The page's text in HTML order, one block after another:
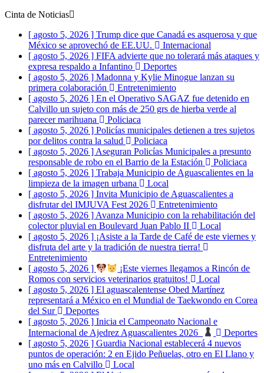
Cinta de Noticias
[ agosto 5, 2026 ] Trump dice que Canadá es asquerosa y que
México se aprovechó de EE.UU.
Internacional
[ agosto 5, 2026 ]FIFA advierte que no tolerará más ataques y
expresa respaldo a Infantino Deportes
[ agosto 5, 2026 ]Madonna y Kylie Minogue lanzan su
primera colaboración Entretenimiento
[ agosto 5, 2026 ]En el Operativo SAGAZ fue detenido en
Calvillo un sujeto con más de 250 grs de hierba verde al
parecer marihuana Policiaca
[ agosto 5, 2026 ]Policías municipales detienen a tres sujetos
por delitos contra la salud Policiaca
[ agosto 5, 2026 ]Aseguran Policías Municipales a presunto
responsable de robo en el Barrio de la Estación
[ agosto 5, 2026 ]Trabaja Municipio de Aguascalientes en la
limpieza de la imagen urbana Local
[ agosto 5, 2026 ]Invita Municipio de Aguascalientes a
disfrutar del IMJUVA Fest 2026 Entretenimiento
[ agosto 5, 2026 ]Avanza Municipio con la rehabilitación del
colector pluvial en Boulevard Juan Pablo II Local
[ agosto 5, 2026 ]¡Asiste a la Tarde de Café de este viernes y
disfruta del arte y la tradición de nuestra tierra!
Entretenimiento
[ agosto 5, 2026 ]
¡Este viernes llegamos a Rincón de
Romos con servicios veterinarios gratuitos!
[ agosto 5, 2026 ]El aguascalentense Obed Martínez
representará a México en el Mundial de Taekwondo en Corea
del Sur Deportes
[ agosto 5, 2026 ]Inicia el Campeonato Nacional e
Internacional de Ajedrez Aguascalientes 2026
[ agosto 5, 2026 ]Guardia Nacional establecerá 4 nuevos
puntos de operación: 2 en Ejido Peñuelas, otro en El Llano y
uno más en Calvillo Local
[ agosto 5, 2026 ]El Vaticano expresa su cercanía a las
madres buscadoras de México